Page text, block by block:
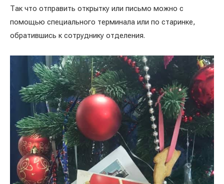
Так что отправить открытку или письмо можно с
помощью специального терминала или по старинке,
обратившись к сотруднику отделения.